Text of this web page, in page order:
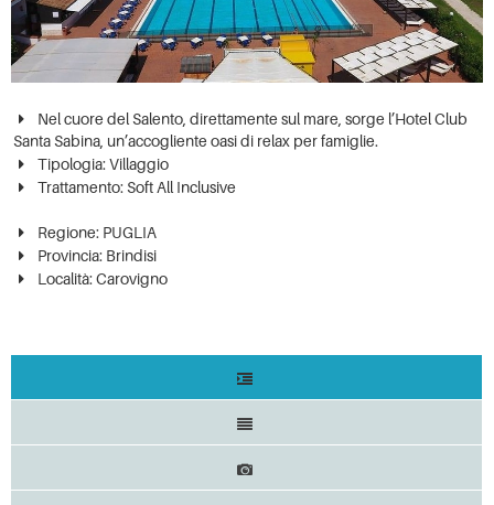
Nel cuore del Salento, direttamente sul mare, sorge l’Hotel Club
Santa Sabina, un’accogliente oasi di relax per famiglie.
Tipologia: Villaggio
Trattamento: Soft All Inclusive
Regione: PUGLIA
Provincia: Brindisi
Località:Carovigno